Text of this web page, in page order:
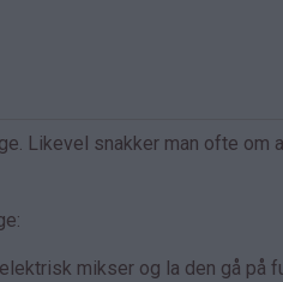
Likevel snakker man ofte
mikser og la den gå på